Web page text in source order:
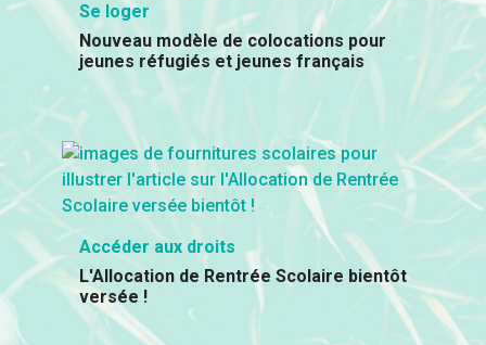
Se loger
Nouveau modèle de colocations pour
jeunes réfugiés et jeunes français
Accéder aux droits
L'Allocation de Rentrée Scolaire bientôt
versée !